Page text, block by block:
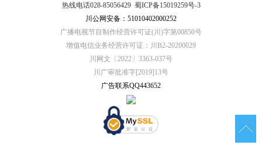
热线电话028-85056429 蜀ICP备15019259号-3
川公网安备：51010402000252
广播电视节目制作经营许可证(川)字第00850号
增值电信业务经营许可证：川B2-20200029
川网文〔2022〕3363-037号
川广审批准字[2019]13号
广告联系QQ443652